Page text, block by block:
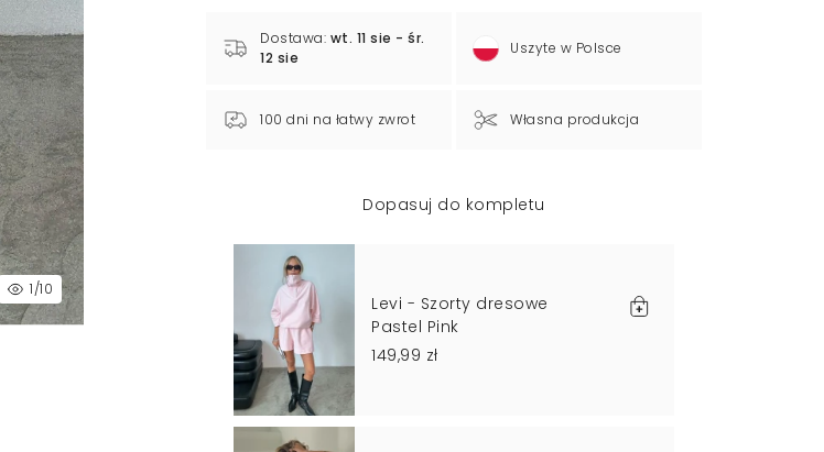
1/10
Dostawa: wt. 11 sie - śr.
12 sie
Uszyte w Polsce
100 dni na łatwy zwrot Własna produkcja
Dopasuj do kompletu
Levi - Szorty dresowe
Pastel Pink
149,99 zł